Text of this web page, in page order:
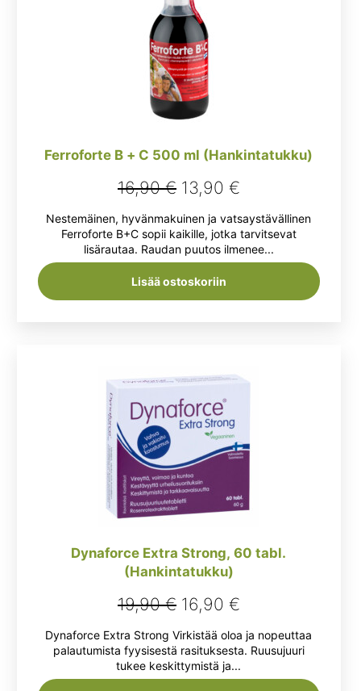
Ferroforte B + C 500 ml (Hankintatukku)
16,90€ Alkuperäinen
hinta
oli:
16,90 €.
13,90 €Nykyinen
hinta
on:
13,90 €.
Nestemäinen, hyvänmakuinen ja vatsaystävällinen
Ferroforte B+C sopii kaikille, jotka tarvitsevat
lisärautaa. Raudan puutos ilmenee...
Lisää ostoskoriin
Dynaforce Extra Strong, 60 tabl.
(Hankintatukku)
19,90€ Alkuperäinen
hinta
oli:
19,90 €.
16,90 €Nykyinen
hinta
on:
16,90 €.
Dynaforce Extra Strong Virkistää oloa ja nopeuttaa
palautumista fyysisestä rasituksesta. Ruusujuuri
tukee keskittymistä ja...